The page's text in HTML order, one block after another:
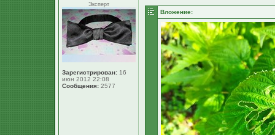
Эксперт
Зарегистрирован: 16
июн 2012 22:08
Сообщения: 2577
Вложение: